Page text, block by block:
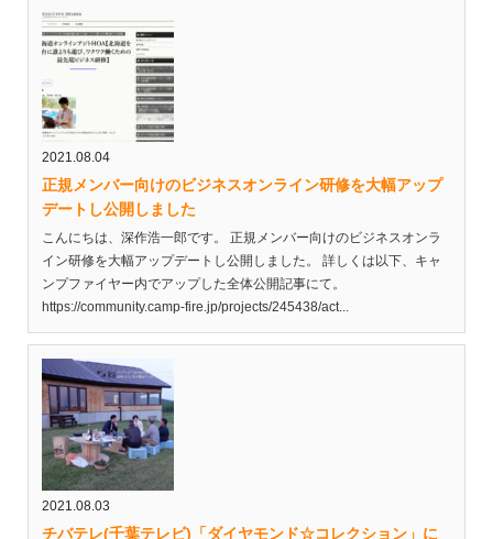
2021.08.04
正規メンバー向けのビジネスオンライン研修を大幅アップ
デートし公開しました
こんにちは、深作浩一郎です。 正規メンバー向けのビジネスオンラ
イン研修を大幅アップデートし公開しました。 詳しくは以下、キャ
ンプファイヤー内でアップした全体公開記事にて。
https://community.camp-fire.jp/projects/245438/act...
2021.08.03
チバテレ(千葉テレビ)「ダイヤモンド☆コレクション」に